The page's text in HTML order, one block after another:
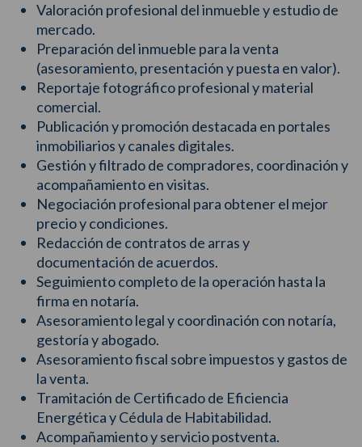
Valoración profesional del inmueble y estudio de
mercado.
Preparación del inmueble para la venta
(asesoramiento, presentación y puesta en valor).
Reportaje fotográfico profesional y material
comercial.
Publicación y promoción destacada en portales
inmobiliarios y canales digitales.
Gestión y filtrado de compradores, coordinación y
acompañamiento en visitas.
Negociación profesional para obtener el mejor
precio y condiciones.
Redacción de contratos de arras y
documentación de acuerdos.
Seguimiento completo de la operación hasta la
firma en notaría.
Asesoramiento legal y coordinación con notaría,
gestoría y abogado.
Asesoramiento fiscal sobre impuestos y gastos de
la venta.
Tramitación de Certificado de Eficiencia
Energética y Cédula de Habitabilidad.
Acompañamiento y servicio postventa.